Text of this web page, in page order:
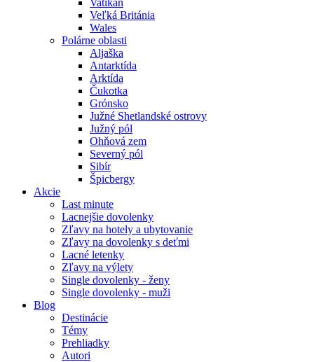
Vatikán
Veľká Británia
Wales
Polárne oblasti
Aljaška
Antarktída
Arktída
Čukotka
Grónsko
Južné Shetlandské ostrovy
Južný pól
Ohňová zem
Severný pól
Sibír
Špicbergy
Akcie
Last minute
Lacnejšie dovolenky
Zľavy na hotely a ubytovanie
Zľavy na dovolenky s deťmi
Lacné letenky
Zľavy na výlety
Single dovolenky - ženy
Single dovolenky - muži
Blog
Destinácie
Témy
Prehliadky
Autori